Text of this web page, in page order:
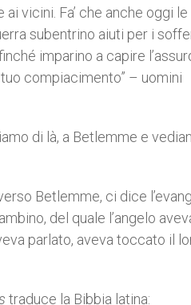
vicini. Fa’ che anche oggi le
subentrino aiuti per i
imparino a capire
compiacimento” – uomini
di là, a Betlemme e
Betlemme, ci dice
del quale l’angelo
parlato, aveva toccato il
traduce la Bibbia latina: